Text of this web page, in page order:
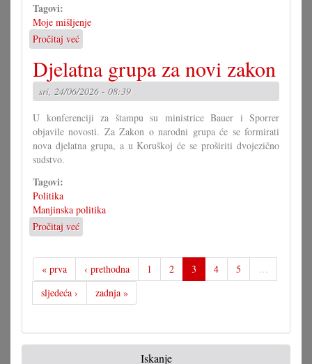
Tagovi:
Moje mišljenje
Pročitaj već
Svaki
će
svoju
paru
čintaru
odvući!
Djelatna grupa za novi zakon
sri, 24/06/2026 - 08:39
U konferenciji za štampu su ministrice Bauer i Sporrer
objavile novosti. Za Zakon o narodni grupa će se formirati
nova djelatna grupa, a u Koruškoj će se proširiti dvojezično
sudstvo.
Tagovi:
Politika
Manjinska politika
Pročitaj već
Djelatna
grupa
za
novi
zakon
« prva ‹ prethodna 1 2 3 4 5
…
sljedeća ›
zadnja »
Iskanje